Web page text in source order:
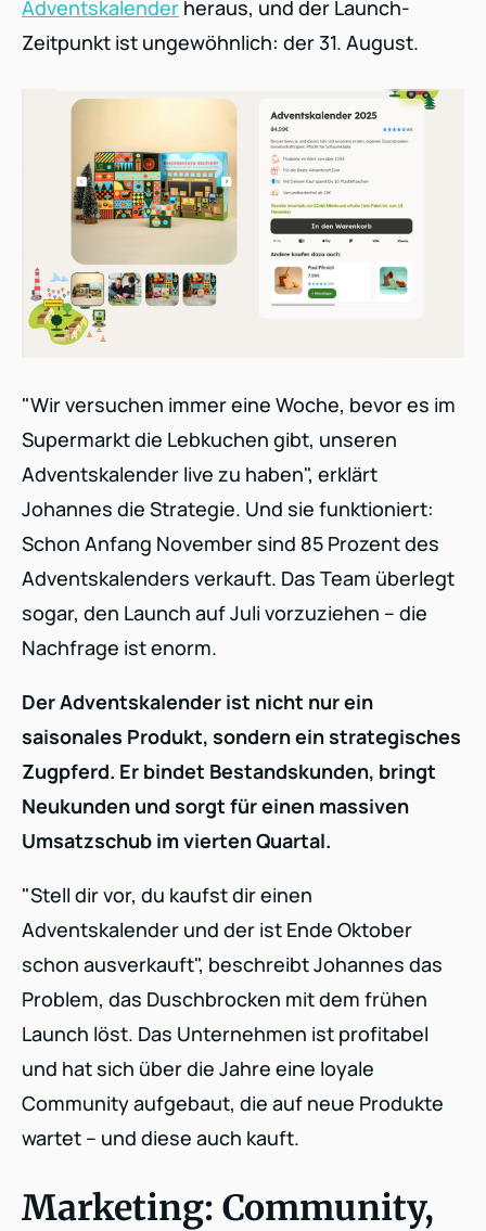
Adventskalender heraus, und der Launch-
Zeitpunkt ist ungewöhnlich: der 31. August.
"Wir versuchen immer eine Woche, bevor es im
Supermarkt die Lebkuchen gibt, unseren
Adventskalender live zu haben", erklärt
Johannes die Strategie. Und sie funktioniert:
Schon Anfang November sind 85 Prozent des
Adventskalenders verkauft. Das Team überlegt
sogar, den Launch auf Juli vorzuziehen – die
Nachfrage ist enorm.
Der Adventskalender ist nicht nur ein
saisonales Produkt, sondern ein strategisches
Zugpferd. Er bindet Bestandskunden, bringt
Neukunden und sorgt für einen massiven
Umsatzschub im vierten Quartal.
"Stell dir vor, du kaufst dir einen
Adventskalender und der ist Ende Oktober
schon ausverkauft", beschreibt Johannes das
Problem, das Duschbrocken mit dem frühen
Launch löst. Das Unternehmen ist profitabel
und hat sich über die Jahre eine loyale
Community aufgebaut, die auf neue Produkte
wartet – und diese auch kauft.
Marketing: Community,